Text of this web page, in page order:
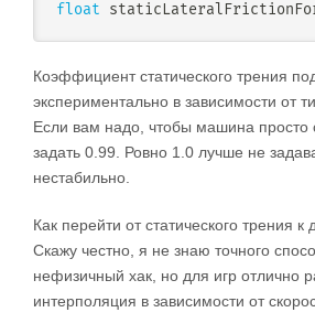
float
Коэффициент статического трения
экспериментально в зависимости от
Если вам надо, чтобы машина просто
задать 0.99. Ровно 1.0 лучше не
нестабильно.
Как перейти от статического трения
Скажу честно, я не знаю точного
нефизичный хак, но для игр отлично
интерполяция в зависимости от